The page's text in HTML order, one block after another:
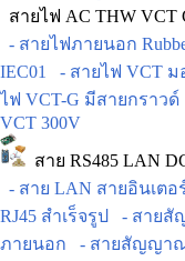
สายไฟ AC THW VCT
- สายไฟภายนอก
IEC01
- สายไฟ VCT ม
ไฟ VCT-G มีสายกราวด์
VCT 300V
สาย RS485 LAN
- สาย LAN สายอินเตอ
RJ45 สำเร็จรูป
- สายสั
ภายนอก
- สายสัญญาณ